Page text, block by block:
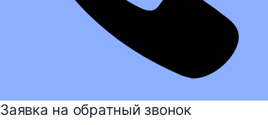
Заявка на обратный звонок